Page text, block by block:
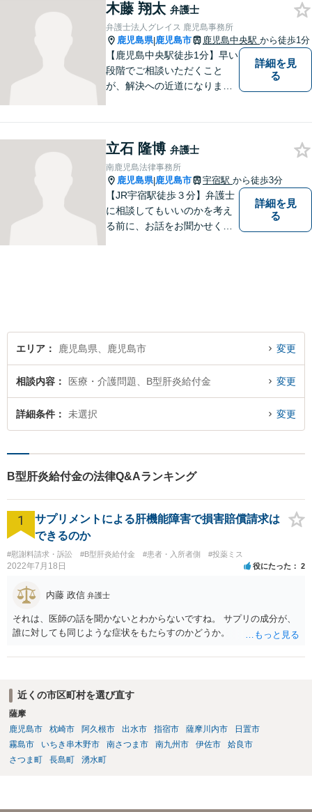
す。困ったらすぐにご相談く
ださい。
木藤 翔太 弁護士
弁護士法人グレイス 鹿児島事務所
鹿児島県|鹿児島市 鹿児島中央駅 から徒歩1分
【鹿児島中央駅徒歩1分】早い
段階でご相談いただくこと
が、解決への近道になりま
なご相談でも、どうぞお気軽
にお声がけください。【初回
相談無料】【電話・WEB面談
可】
詳細を見
る
立石 隆博 弁護士
南鹿児島法律事務所
鹿児島県|鹿児島市 宇宿駅 から徒歩3分
【JR宇宿駅徒歩３分】弁護士
に相談してもいいのかを考え
る前に、お話をお聞かせくだ
詳細を見
る
エリア 鹿児島県、鹿児島市 変更
相談内容 医療・介護問題、B型肝炎給付金 変更
詳細条件 未選択 変更
B型肝炎給付金の法律Q&Aランキング
1
サプリメントによる肝機能障害で損害賠償請求は
できるのか
#慰謝料請求・訴訟 #B型肝炎給付金 #患者・入所者側 #投薬ミス
2022年7月18日 役にたった 2
内藤 政信 弁護士
それは、医師の話を聞かないとわからないですね。 サプリの成分が、
誰に対しても同じような症状をもたらすのかどうか。
近くの市区町村を選び直す
薩摩
鹿児島市
枕崎市 阿久根市 出水市 指宿市 薩摩川内市
日置市
霧島市
いちき串木野市 南さつま市 南九州市 伊佐市
姶良市
さつま町
長島町 湧水町